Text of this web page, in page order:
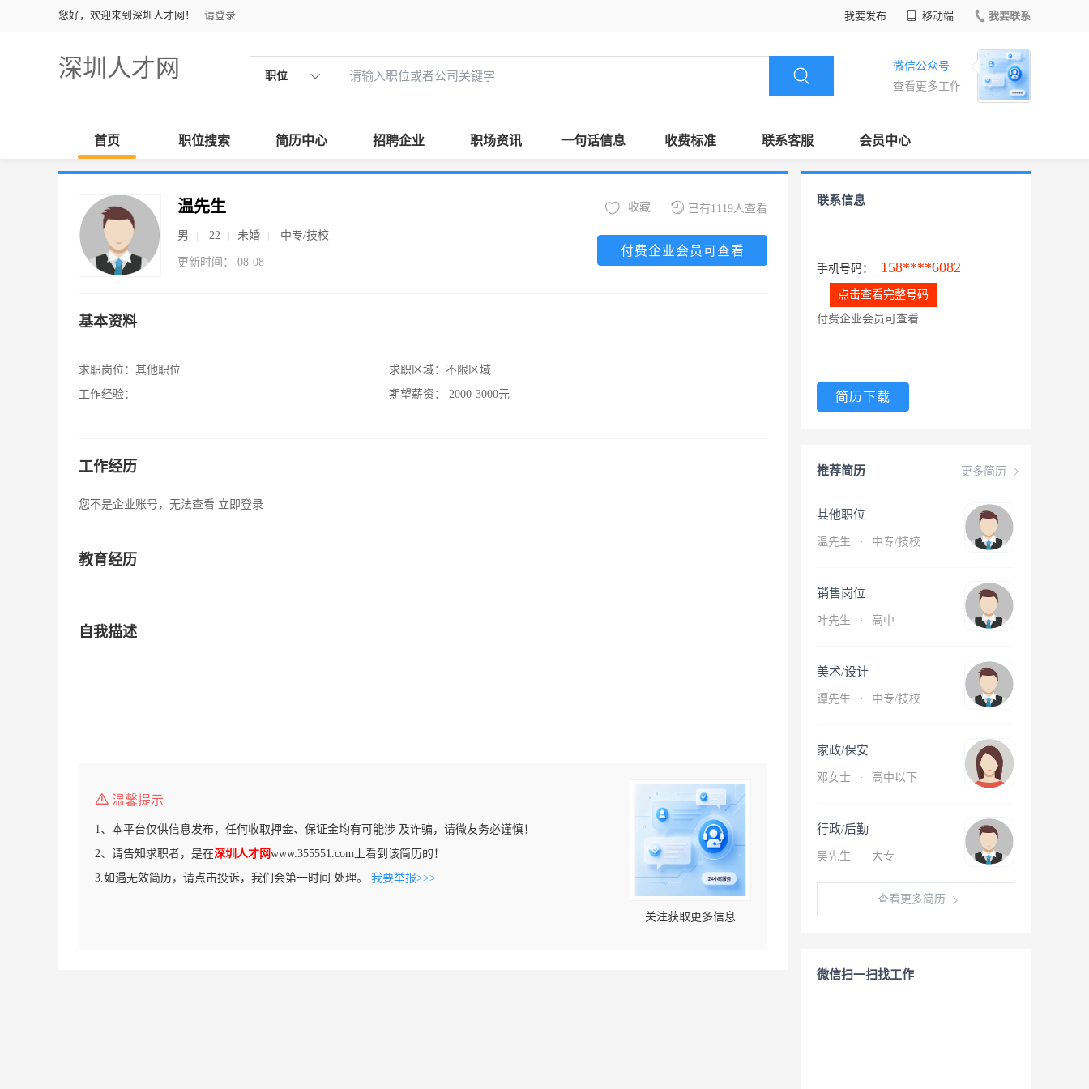
您好，欢迎来到深圳人才网！ 请登录 我要发布 移动端 我要联系
深圳人才网 职位
微信公众号
查看更多工作
首页 职位搜索 简历中心 招聘企业 职场资讯 一句话信息 收费标准 联系客服 会员中心
温先生
男 22 未婚 中专/技校
更新时间： 08-08
已有1119人查看
收藏
付费企业会员可查看
基本资料
求职岗位： 其他职位
工作经验：
求职区域： 不限区域
期望薪资：
2000-3000元
工作经历
您不是企业账号，无法查看 立即登录
教育经历
自我描述
温馨提示
1、本平台仅供信息发布，任何收取押金、保证金均有可能涉 及诈骗，请微友务必谨慎！
2、请告知求职者，是在深圳人才网www.355551.com上看到该简历的！
3.如遇无效简历，请点击投诉，我们会第一时间 处理。 我要举报>>>
关注获取更多信息
联系信息
手机号码： 158****6082
点击查看完整号码
付费企业会员可查看
简历下载
更多简历
推荐简历
其他职位
温先生 · 中专/技校
销售岗位
叶先生 · 高中
美术/设计
谭先生 · 中专/技校
家政/保安
邓女士 · 高中以下
行政/后勤
吴先生 · 大专
查看更多简历
微信扫一扫找工作